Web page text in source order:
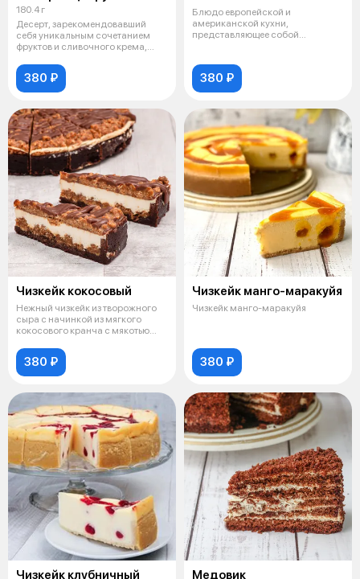
180.4 г
Десерт, зарекомендовавший
себя уникальным сочетанием
фруктов и сливочного крема,
380 ₽
Блюдо европейской и
американской кухни,
представляющее собой
380 ₽
Чизкейк кокосовый
Нежный чизкейк из творожного
сыра с начинкой из мягкого
кокосового кранча с мякотью
380 ₽
Чизкейк манго-маракуйя
Чизкейк манго-маракуйя
380 ₽
Чизкейк клубничный Медовик